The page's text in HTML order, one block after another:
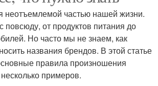
неотъемлемой частью нашей жизни.
повсюду, от продуктов питания до
Но часто мы не знаем, как
названия брендов. В этой статье
правила произношения
примеров.